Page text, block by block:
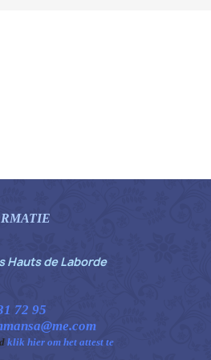
Hauts de Laborde
72 95
klik hier om het attest te